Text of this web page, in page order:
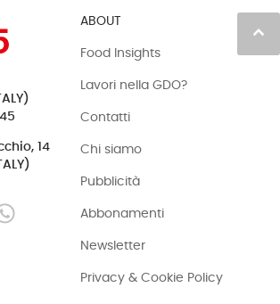
keyboard_arrow_up
14
ABOUT
Food Insights
Lavori nella GDO?
Contatti
Chi siamo
Pubblicità
Abbonamenti
Newsletter
Privacy & Cookie Policy